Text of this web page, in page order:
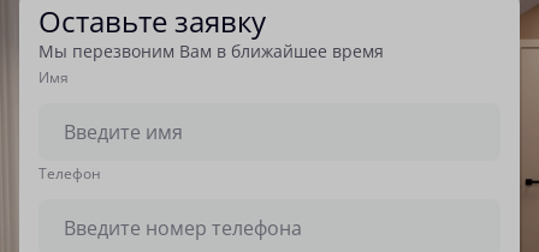
Оставьте заявку
Мы перезвоним Вам в ближайшее время
Имя
Tелефон